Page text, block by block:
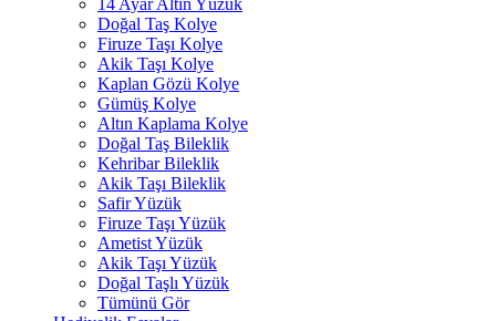
14 Ayar Altın Yüzük
Doğal Taş Kolye
Firuze Taşı Kolye
Akik Taşı Kolye
Kaplan Gözü Kolye
Gümüş Kolye
Altın Kaplama Kolye
Doğal Taş Bileklik
Kehribar Bileklik
Akik Taşı Bileklik
Safir Yüzük
Firuze Taşı Yüzük
Ametist Yüzük
Akik Taşı Yüzük
Doğal Taşlı Yüzük
Tümünü Gör